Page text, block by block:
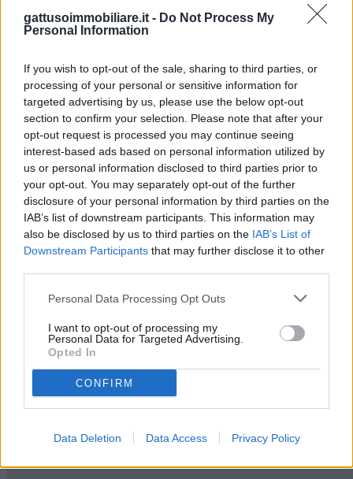
gattusoimmobiliare.it - Do Not Process My
Personal Information
If you wish to opt-out of the sale, sharing to third parties, or
processing of your personal or sensitive information for
targeted advertising by us, please use the below opt-out
section to confirm your selection. Please note that after your
opt-out request is processed you may continue seeing
interest-based ads based on personal information utilized by
us or personal information disclosed to third parties prior to
your opt-out. You may separately opt-out of the further
disclosure of your personal information by third parties on the
IAB’s list of downstream participants. This information may
also be disclosed by us to third parties on the IAB’s List of
Downstream Participants that may further disclose it to other
Personal Data Processing Opt Outs
I want to opt-out of processing my
Personal Data for Targeted Advertising.
Opted In
CONFIRM
Data Deletion Data Access Privacy Policy
D 140,00 Q
Altro
Mappa
AFFITTASI locale commerciale in zona Modena, pochi passi dalla
scuola allievi Carabinieri. Unico grande ambiente di circa 180 mq
con bagni accessibili, ufficio e cortile di pertinenza. Categoria
catastale C1, nuova costruzione. Ideale per attività di ristorazione o
bar, è già presente una canna fumaria. Ottima visibilità Per info
chiamare il 3342960706
Piano
Ground floor
Free
Cortile
Private